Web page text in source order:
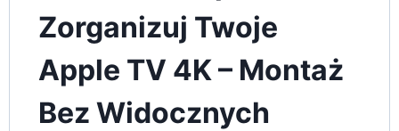
Zorganizuj Twoje
Apple TV 4K – Montaż
Bez Widocznych